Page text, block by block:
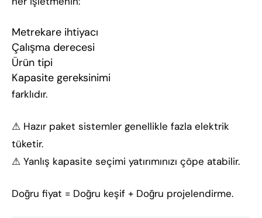
Metrekare ihtiyacı
Çalışma derecesi
Ürün tipi
Kapasite gereksinimi
farklıdır.
⚠ Hazır paket sistemler genellikle fazla elektrik
tüketir.
⚠ Yanlış kapasite seçimi yatırımınızı çöpe atabilir.
Doğru fiyat = Doğru keşif + Doğru projelendirme.